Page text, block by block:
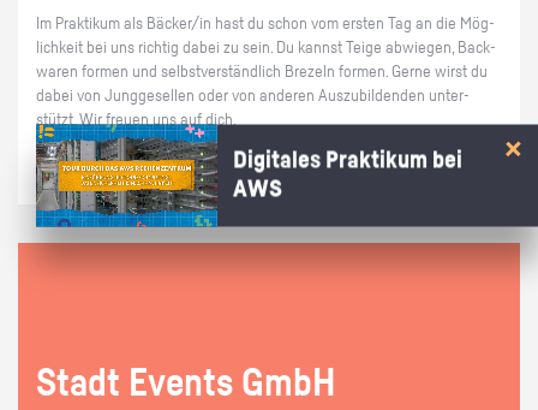
Im Prak­ti­kum als Bä­cker/in hast du schon vom ers­ten Tag an die Mög­
lich­keit bei uns rich­tig dabei zu sein. Du kannst Teige ab­wie­gen, Back­
wa­ren for­men und selbst­ver­ständ­lich Bre­zeln for­men. Gerne wirst du
dabei von Jung­ge­sel­len oder von an­de­ren Aus­zu­bil­den­den un­ter­
stützt. Wir freu­en uns auf dich.
Stadt Events GmbH
Digitales Praktikum bei
AWS